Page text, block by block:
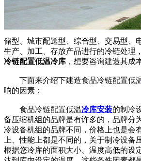
储型、城市配送型、综合型、交易型、
生产、加工、存放产品进行的冷链处理
冷链配置低温冷库 ，想要咨询建造其成
下面来介绍下建造食品冷链配置低
响的因素：
食品冷链配置低温冷库安装的制冷
备压缩机组的品牌是有许多的，品牌分
冷设备机组的品牌不同，价格上也是会
上、性能上都是不同的，关于制冷设备
根据您冷库的面积大小、温度高低的设